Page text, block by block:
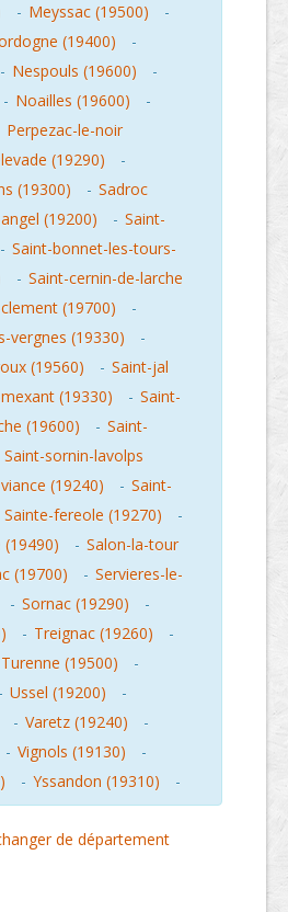
- Meyssac (19500)
-
(19400)
-
- Nespouls (19600)
-
- Noailles (19600)
-
Perpezac-le-noir
(19290)
-
(19300)
- Sadroc
(19200) - Saint-
- Saint-bonnet-les-tours-
- Saint-cernin-de-larche
(19700)
-
vergnes (19330)
-
(19560)
- Saint-jal
(19330) - Saint-
(19600)
- Saint-
Saint-sornin-lavolps
(19240) - Saint-
Sainte-fereole (19270)
-
- Salon-la-tour
(19700) - Servieres-le-
- Sornac (19290)
-
- Treignac (19260)
-
Turenne (19500)
-
- Ussel (19200)
-
- Varetz (19240)
-
- Vignols (19130)
-
- Yssandon (19310) -
de département